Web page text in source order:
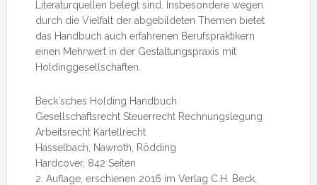
Literaturquellen belegt sind. Insbesondere wegen
durch die Vielfalt der abgebildeten Themen bietet
das Handbuch auch erfahrenen Berufspraktikern
einen Mehrwert in der Gestaltungspraxis mit
Holdinggesellschaften.
Beck´sches Holding Handbuch
Gesellschaftsrecht Steuerrecht Rechnungslegung
Arbeitsrecht Kartellrecht
Hasselbach, Nawroth, Rödding
Hardcover, 842 Seiten
2. Auflage, erschienen 2016 im Verlag C.H. Beck,